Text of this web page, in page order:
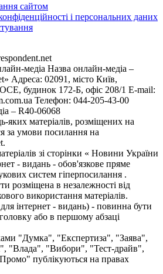
сайтом
і персональних даних
медіа Назва онлайн-медіа –
Адреса: 02091, місто Київ,
будинок 172-Б, офіс 208/1 E-mail:
Телефон: 044-205-43-00
– R40-06068
яких матеріалів, розміщених на
за умови посилання на
зі сторінки « Новини України
- видань - обов'язкове пряме
систем гіперпосилання .
розміщена в незалежності від
використання матеріалів.
інтернет - видань) - повинна бути
або в першому абзаці
"Думка", "Експертиза", "Заява",
"Влада", "Вибори", "Тест-драйв",
публікуються на правах